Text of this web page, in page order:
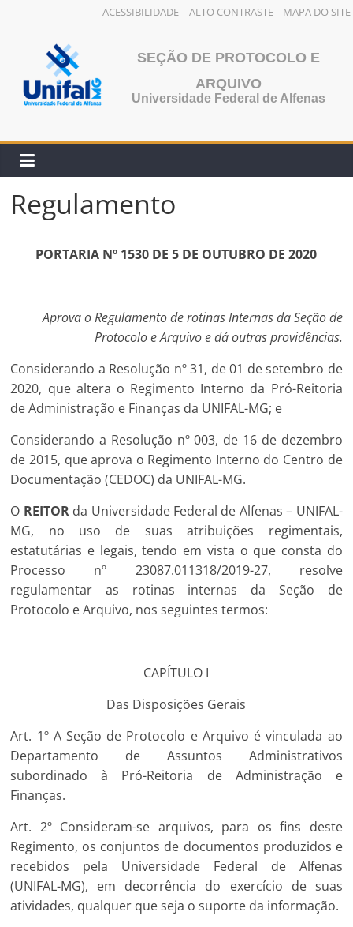
ACESSIBILIDADE ALTO CONTRASTE MAPA DO SITE
conteúdo
SEÇÃO DE PROTOCOLO E
ARQUIVO
Universidade Federal de Alfenas
Regulamento
PORTARIA Nº 1530 DE 5 DE OUTUBRO DE 2020
Aprova o Regulamento de rotinas Internas da Seção de
Protocolo e Arquivo e dá outras providências.
Considerando a Resolução nº 31, de 01 de setembro de
2020, que altera o Regimento Interno da Pró-Reitoria
de Administração e Finanças da UNIFAL-MG; e
Considerando a Resolução nº 003, de 16 de dezembro
de 2015, que aprova o Regimento Interno do Centro de
Documentação (CEDOC) da UNIFAL-MG.
O REITORda Universidade Federal de Alfenas – UNIFAL-
MG, no uso de suas atribuições regimentais,
estatutárias e legais, tendo em vista o que consta do
Processo nº 23087.011318/2019-27, resolve
regulamentar as rotinas internas da Seção de
Protocolo e Arquivo, nos seguintes termos:
CAPÍTULO I
Das Disposições Gerais
Art. 1º A Seção de Protocolo e Arquivo é vinculada ao
Departamento de Assuntos Administrativos
subordinado à Pró-Reitoria de Administração e
Finanças.
Art. 2º Consideram-se arquivos, para os fins deste
Regimento, os conjuntos de documentos produzidos e
recebidos pela Universidade Federal de Alfenas
(UNIFAL-MG), em decorrência do exercício de suas
atividades, qualquer que seja o suporte da informação.